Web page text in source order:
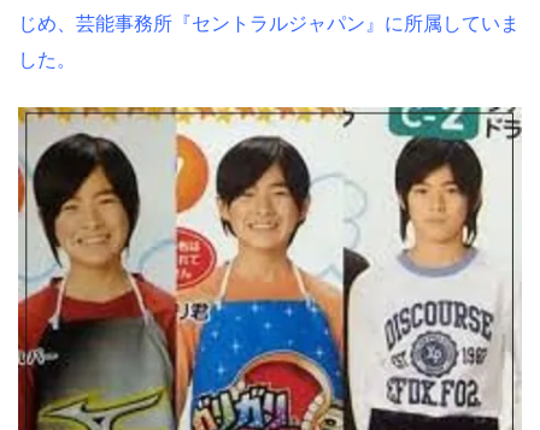
じめ、芸能事務所『セントラルジャパン』に所属していま
した。